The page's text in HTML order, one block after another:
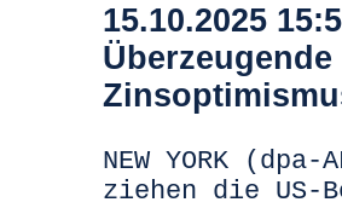
15.10.2025
NEW YORK
ziehen die US-